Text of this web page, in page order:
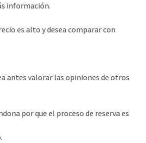
información.
es alto y desea comparar con
antes valorar las opiniones de otros
por que el proceso de reserva es